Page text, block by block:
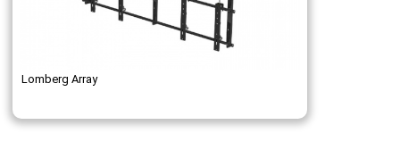
Lomberg Array